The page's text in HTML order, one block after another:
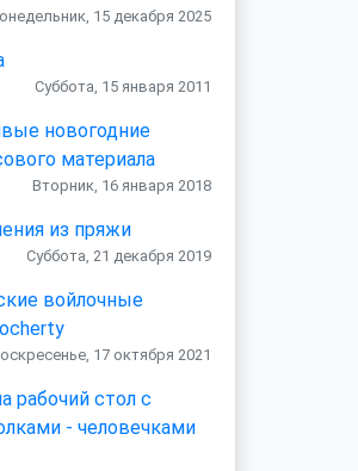
15 декабря 2025
Суббота, 15 января 2011
новогодние
материала
Вторник, 16 января 2018
из пряжи
Суббота, 21 декабря 2019
войлочные
17 октября 2021
рабочий стол с
- человечками